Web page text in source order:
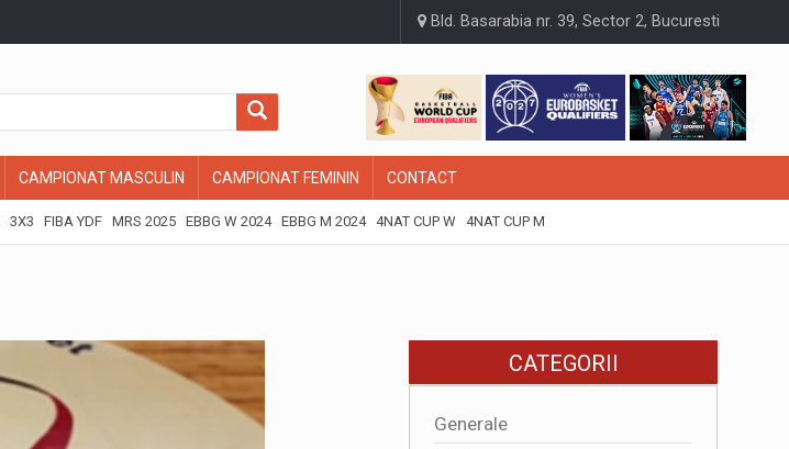
Bld. Basarabia nr. 39, Sector 2, Bucuresti
CAMPIONAT MASCULIN CAMPIONAT FEMININ CONTACT
3X3 FIBA YDF MRS 2025 EBBG W 2024 EBBG M 2024 4NAT CUP W 4NAT CUP M
CATEGORII
Generale